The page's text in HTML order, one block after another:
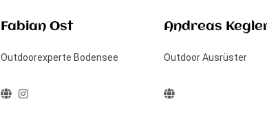
Fabian Ost
Outdoorexperte Bodensee
Andreas
Outdoor Ausrüster